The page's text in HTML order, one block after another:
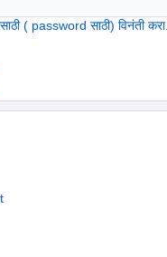
( password साठी) विनंती करा.